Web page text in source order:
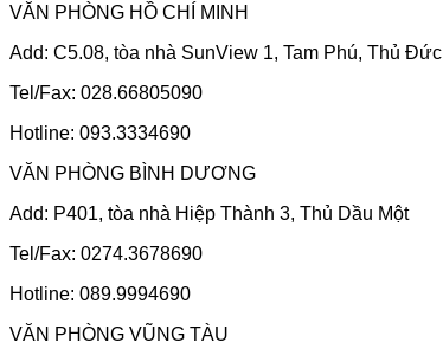
VĂN PHÒNG HỒ CHÍ MINH
Add: C5.08, tòa nhà SunView 1, Tam Phú, Thủ Đức
Tel/Fax: 028.66805090
Hotline: 093.3334690
VĂN PHÒNG BÌNH DƯƠNG
Add: P401, tòa nhà Hiệp Thành 3, Thủ Dầu Một
Tel/Fax: 0274.3678690
Hotline: 089.9994690
VĂN PHÒNG VŨNG TÀU